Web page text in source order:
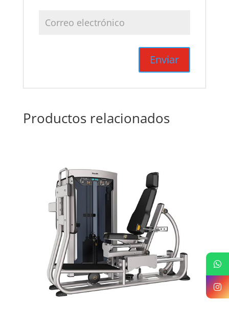
Productos relacionados